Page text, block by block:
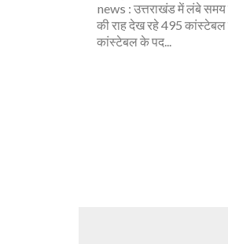
news : उत्तराखंड में लंबे
की राह देख रहे 495
कांस्टेबल के पद...